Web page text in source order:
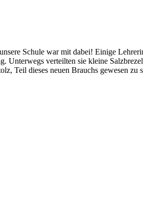
Schule war mit dabei! Einige
verteilten sie kleine
Teil dieses neuen Brauchs gewesen zu